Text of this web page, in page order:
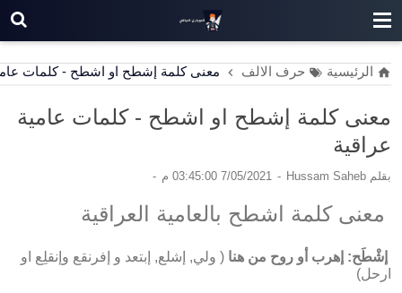
الرئيسية حرف الالف معنى كلمة إشطح او اشطح - كلمات
معنى كلمة إشطح او اشطح - كلمات عامية
عراقية
بقلم Hussam Saheb 7/05/2021 03:45:00 م
معنى كلمة اشطح بالعامية العراقية
إشْطَح: إهرب أو روح من هنا ( ولي, إشلع, إبتعد و إفرنقع وإنقلِع او
ارحل)